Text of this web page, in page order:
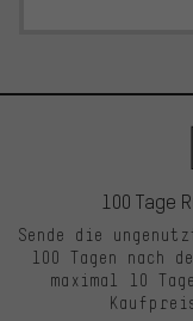
100 Tage
Sende die
100 Tagen nach
maximal 10